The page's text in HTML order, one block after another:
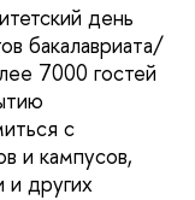
день
бакалавриата/
7000 гостей
с
и кампусов,
и других